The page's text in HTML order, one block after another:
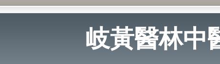
岐黃醫林中